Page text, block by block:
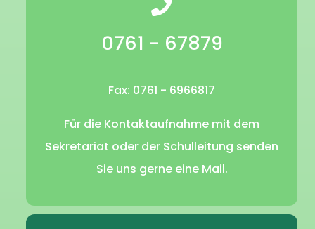
0761 - 67879
Fax: 0761 - 6966817
Für die Kontaktaufnahme mit dem
Sekretariat oder der Schulleitung senden
Sie uns gerne eine Mail.